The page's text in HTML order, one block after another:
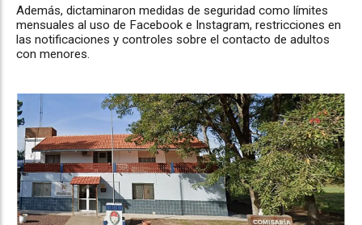
Además, dictaminaron medidas de seguridad como límites
mensuales al uso de Facebook e Instagram, restricciones en
las notificaciones y controles sobre el contacto de adultos
con menores.